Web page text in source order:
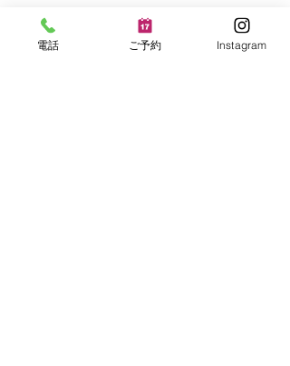
電話 ご予約 Instagram